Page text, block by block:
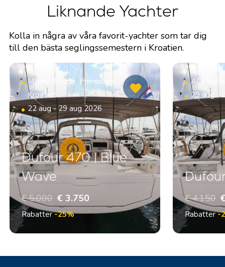
Liknande Yachter
Kolla in några av våra favorit-yachter som tar dig
till den bästa seglingssemestern i Kroatien.
Marina Kremik, Primosten,
Kroatien
22 aug - 29 aug 2026
Dufour 470 | Blue
Wave
€ 5.000 € 3.750
Rabatter-25%
ACI
29 aug -
€ 4.150
Rabatter-